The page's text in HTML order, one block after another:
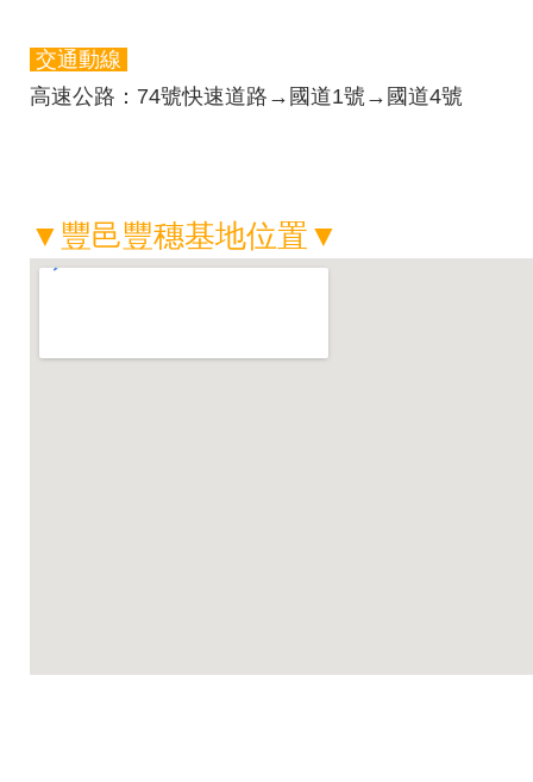
交通動線
高速公路： 74號快速道路→國道1號→國道4號
▼豐邑豐穗基地位置▼